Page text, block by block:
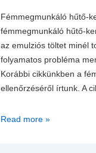
Fémmegmunkáló hűtő-
fémmegmunkáló hűtő-
az emulziós töltet minél
folyamatos probléma
Korábbi cikkünkben a
ellenőrzéséről írtunk. A
Fémmegmunkáló
Read more »